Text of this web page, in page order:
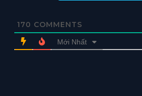
170 COMMENTS
Mới Nhất